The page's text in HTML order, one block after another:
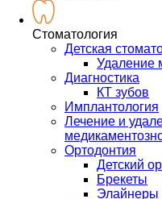
Стоматология
Детская
Удаление
Диагностика
КТ зубов
Имплантология
Лечение и
Ортодонтия
Детский
Брекеты
Элайнеры